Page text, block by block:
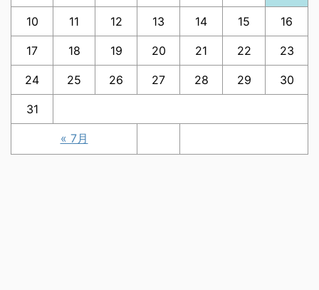
« 7月
10 11 12 13 14 15 16
17 18 19 20 21 22 23
24 25 26 27 28 29 30
31